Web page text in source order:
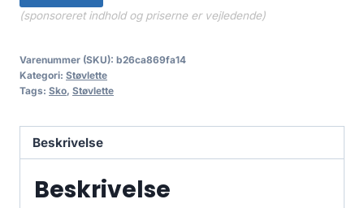
(sponsoreret indhold og priserne er vejledende)
Varenummer (SKU): b26ca869fa14
Kategori: Støvlette
Tags: Sko, Støvlette
Beskrivelse
Beskrivelse